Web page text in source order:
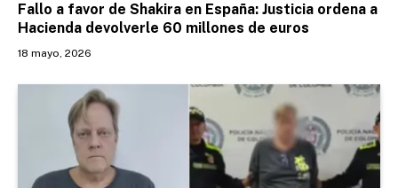
Fallo a favor de Shakira en España: Justicia ordena a
Hacienda devolverle 60 millones de euros
18 mayo, 2026